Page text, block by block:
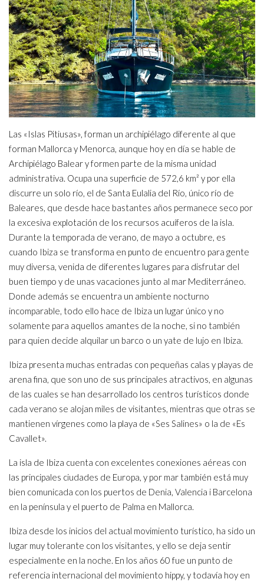
Las «Islas Pitiusas», forman un archipiélago diferente al que
forman Mallorca y Menorca, aunque hoy en día se hable de
Archipiélago Balear y formen parte de la misma unidad
administrativa. Ocupa una superficie de 572,6 km² y por ella
discurre un solo río, el de Santa Eulalia del Río, único río de
Baleares, que desde hace bastantes años permanece seco por
la excesiva explotación de los recursos acuíferos de la isla.
Durante la temporada de verano, de mayo a octubre, es
cuando Ibiza se transforma en punto de encuentro para gente
muy diversa, venida de diferentes lugares para disfrutar del
buen tiempo y de unas vacaciones junto al mar Mediterráneo.
Donde además se encuentra un ambiente nocturno
incomparable, todo ello hace de Ibiza un lugar único y no
solamente para aquellos amantes de la noche, si no también
para quien decide alquilar un barco o un yate de lujo en Ibiza.
Ibiza presenta muchas entradas con pequeñas calas y playas de
arena fina, que son uno de sus principales atractivos, en algunas
de las cuales se han desarrollado los centros turísticos donde
cada verano se alojan miles de visitantes, mientras que otras se
mantienen vírgenes como la playa de «Ses Salines» o la de «Es
Cavallet».
La isla de Ibiza cuenta con excelentes conexiones aéreas con
las principales ciudades de Europa, y por mar también está muy
bien comunicada con los puertos de Denia, Valencia i Barcelona
en la península y el puerto de Palma en Mallorca.
Ibiza desde los inicios del actual movimiento turístico, ha sido un
lugar muy tolerante con los visitantes, y ello se deja sentir
especialmente en la noche. En los años 60 fue un punto de
referencia internacional del movimiento hippy, y todavía hoy en